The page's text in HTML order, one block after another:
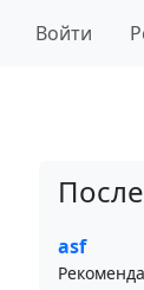
Войти
asf